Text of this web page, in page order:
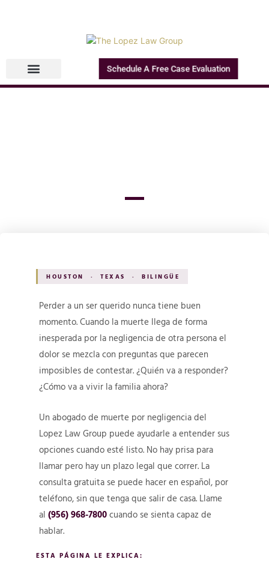
Schedule A Free Case Evaluation
HOUSTON · TEXAS · BILINGÜE
Perder a un ser querido nunca tiene buen
momento. Cuando la muerte llega de forma
inesperada por la negligencia de otra persona el
dolor se mezcla con preguntas que parecen
imposibles de contestar. ¿Quién va a responder?
¿Cómo va a vivir la familia ahora?
Un abogado de muerte por negligencia del
Lopez Law Group puede ayudarle a entender sus
opciones cuando esté listo. No hay prisa para
llamar pero hay un plazo legal que correr. La
consulta gratuita se puede hacer en español, por
teléfono, sin que tenga que salir de casa. Llame
al (956) 968-7800cuando se sienta capaz de
hablar.
ESTA PÁGINA LE EXPLICA: